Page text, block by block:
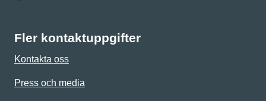
Fler kontaktuppgifter
Kontakta oss
Press och media